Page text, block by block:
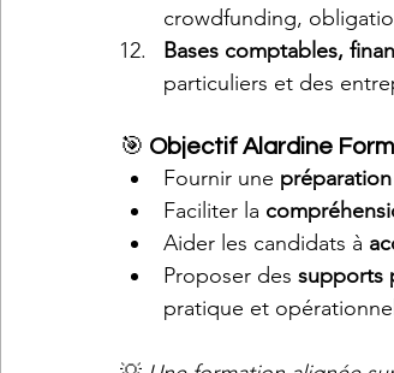
crowdfunding,
Bases comptables,
particuliers et des
🎯 Objectif Alardine
Fournir une
Faciliter la
Aider les candidats à
Proposer des supports
pratique et